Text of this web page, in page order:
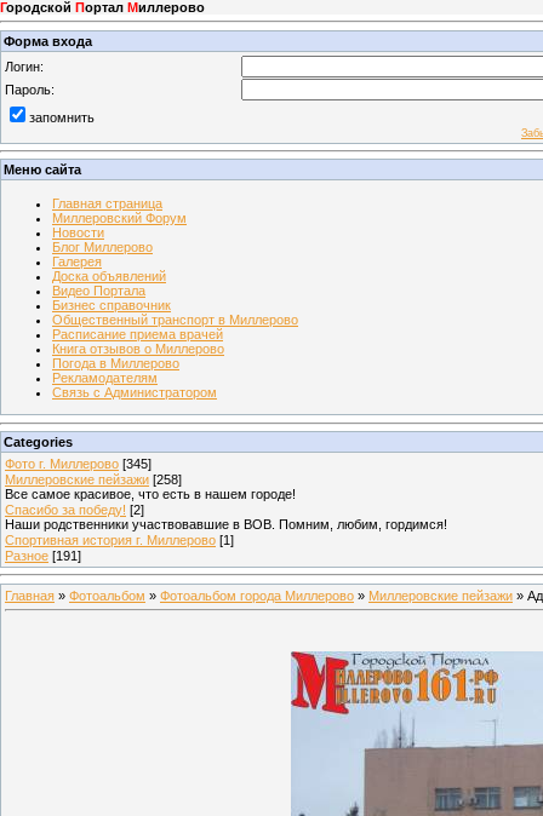
Городской Портал Миллерово
Форма входа
Логин:
Пароль:
запомнить
Меню сайта
Главная страница
Миллеровский Форум
Новости
Блог Миллерово
Галерея
Доска объявлений
Видео Портала
Бизнес справочник
Общественный транспорт в Миллерово
Расписание приема врачей
Книга отзывов о Миллерово
Погода в Миллерово
Рекламодателям
Связь с Администратором
Categories
Фото г. Миллерово [345]
Миллеровские пейзажи [258]
Все самое красивое, что есть в нашем городе!
Спасибо за победу! [2]
Наши родственники участвовавшие в ВОВ. Помним, любим, гордимся!
Спортивная история г. Миллерово [1]
Разное [191]
Главная » Фотоальбом » Фотоальбом города Миллерово » Миллеровские пейзажи »